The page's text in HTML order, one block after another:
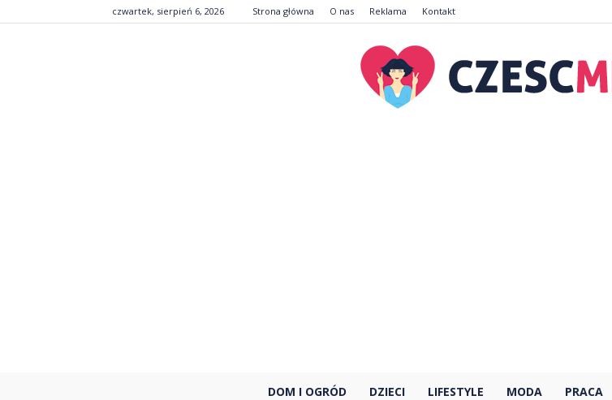
czwartek, sierpień 6, 2026 Strona główna O nas Reklama Kontakt
DOM I OGRÓD DZIECI LIFESTYLE MODA PRACA